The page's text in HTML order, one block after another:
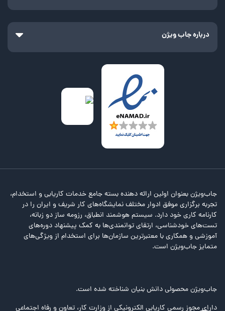
درباره جاب ویژن
جاب‌ویژن بعنوان اولین ارائه دهنده بسته جامع خدمات کاریابی و استخدام،
تجربه برگزاری موفق ادوار مختلف نمایشگاه‌های کار شریف و ایران را در
کارنامه کاری خود دارد. سیستم هوشمند انطباق، رزومه ساز دو زبانه،
تست‌های خودشناسی، ارتقای توانمندی‌ها به کمک پیشنهاد دوره‌های
آموزشی و همکاری با معتبرترین سازمان‌ها برای استخدام از ویژگی‌های
متمایز جاب‌ویژن است.
جاب‌ویژن محصولی دانش بنیان شناخته شده است.
دارای مجوز رسمی کاریابی الکترونیکی از وزارت کار، تعاون و رفاه اجتماعی